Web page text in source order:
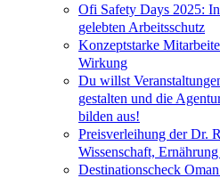
Ofi Safety Days 2025:
gelebten Arbeitsschutz
Konzeptstarke
Wirkung
Du willst
gestalten und die
bilden aus!
Preisverleihung der Dr.
Wissenschaft,
Destinationscheck